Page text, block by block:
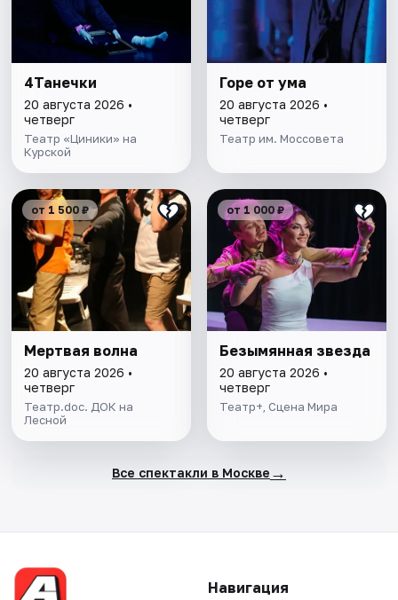
4Танечки
20 августа 2026 •
четверг
Театр «Циники» на
Курской
Горе от ума
20 августа 2026 •
четверг
Театр им. Моссовета
от 1 500 ₽
Мертвая волна
20 августа 2026 •
четверг
Театр.doc. ДОК на
Лесной
от 1 000 ₽
Безымянная звезда
20 августа 2026 •
четверг
Театр+, Сцена Мира
Все спектакли в Москве →
Навигация